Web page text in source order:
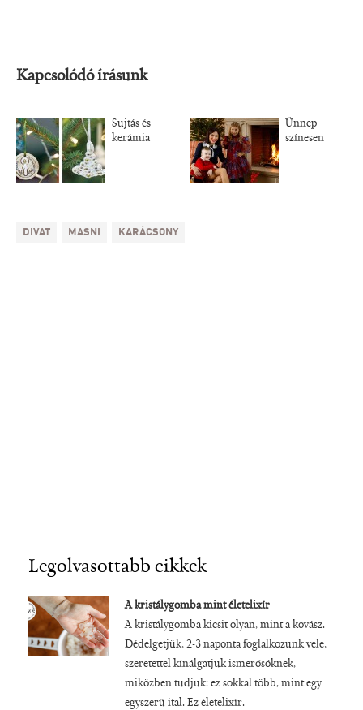
Kapcsolódó írásunk
Sujtás és
kerámia
Ünnep
színesen
DIVAT MASNI KARÁCSONY
Legolvasottabb cikkek
A kristálygomba mint életelixír
A kristálygomba kicsit olyan, mint a kovász.
Dédelgetjük, 2-3 naponta foglalkozunk vele,
szeretettel kínálgatjuk ismerősöknek,
miközben tudjuk: ez sokkal több, mint egy
egyszerű ital. Ez életelixír.